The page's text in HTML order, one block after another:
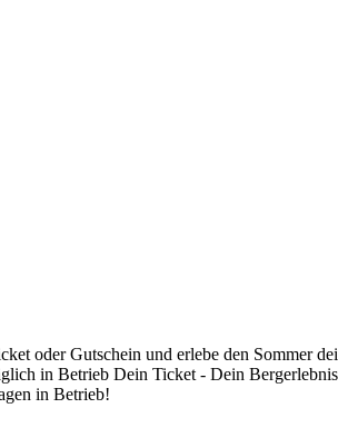
oder Gutschein und erlebe den Sommer
in Betrieb Dein Ticket - Dein
in Betrieb!